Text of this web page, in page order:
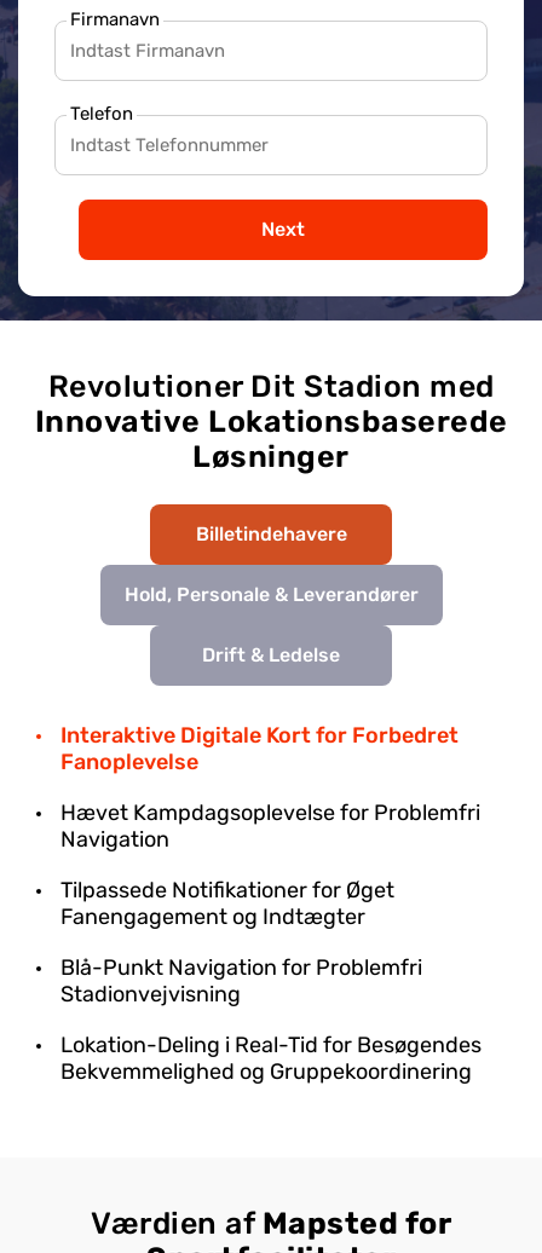
Firmanavn
Telefon
Next
Revolutioner Dit Stadion med
Innovative Lokationsbaserede
Løsninger
Billetindehavere
Hold, Personale & Leverandører
Drift & Ledelse
Interaktive Digitale Kort for Forbedret
Fanoplevelse
Hævet Kampdagsoplevelse for Problemfri
Navigation
Tilpassede Notifikationer for Øget
Fanengagement og Indtægter
Blå-Punkt Navigation for Problemfri
Stadionvejvisning
Lokation-Deling i Real-Tid for Besøgendes
Bekvemmelighed og Gruppekoordinering
Værdien af Mapsted for